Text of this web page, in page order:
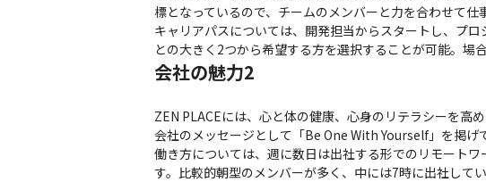
標となっているので、チームのメンバーと力を合わせて仕
キャリアパスについては、開発担当からスタートし、プ
との大きく2つから希望する方を選択することが可能。場
会社の魅力2
ZEN PLACEには、心と体の健康、心身のリテラシーを高
会社のメッセージとして「Be One With Yourself」を掲げ
働き方については、週に数日は出社する形でのリモート
す。比較的朝型のメンバーが多く、中には7時に出社してい